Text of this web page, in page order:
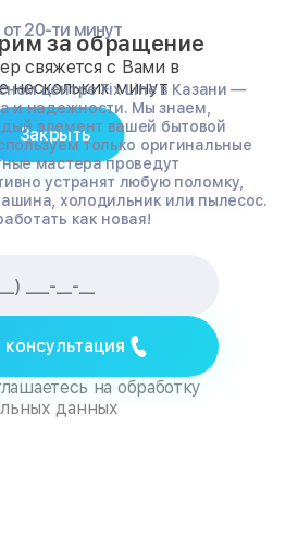
от 20-ти минут
центре Fix Line в Казани —
и надежности. Мы знаем,
элемент вашей бытовой
только оригинальные
мастера проведут
устранят любую поломку,
холодильник или пылесос.
как новая!
на обработку
данных
за обращение
свяжется с Вами в
нескольких минут
Закрыть